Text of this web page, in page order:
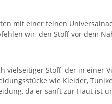
mit einer feinen
wir, den Stoff vor dem
vielseitiger Stoff, der in einer
wie Kleider,
da er sanft zur Haut ist